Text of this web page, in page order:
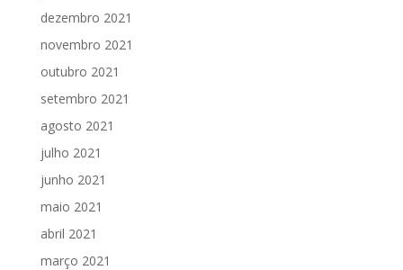
dezembro 2021
novembro 2021
outubro 2021
setembro 2021
agosto 2021
julho 2021
junho 2021
maio 2021
abril 2021
março 2021